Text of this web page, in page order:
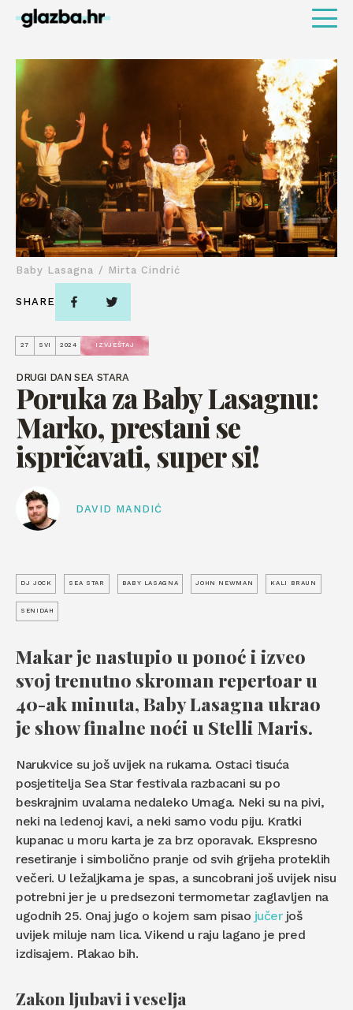
27 SVI 2024 IZVJEŠTAJ
DRUGI DAN SEA STARA
Poruka za Baby Lasagnu:
Marko, prestani se
ispričavati, super si!
DAVID MANDIĆ
Baby Lasagna / Mirta Cindrić
SHARE
DJ JOCK SEA STAR BABY LASAGNA JOHN NEWMAN KALI BRAUN
SENIDAH
Makar je nastupio u ponoć i izveo
svoj trenutno skroman repertoar u
40-ak minuta, Baby Lasagna ukrao
je show finalne noći u Stelli Maris.
Narukvice su još uvijek na rukama. Ostaci tisuća
posjetitelja Sea Star festivala razbacani su po
beskrajnim uvalama nedaleko Umaga. Neki su na pivi,
neki na ledenoj kavi, a neki samo vodu piju. Kratki
kupanac u moru karta je za brz oporavak. Ekspresno
resetiranje i simbolično pranje od svih grijeha proteklih
večeri. U ležaljkama je spas, a suncobrani još uvijek nisu
potrebni jer je u predsezoni termometar zaglavljen na
ugodnih 25. Onaj jugo o kojem sam pisao jučerjoš
uvijek miluje nam lica. Vikend u raju lagano je pred
izdisajem. Plakao bih.
Zakon ljubavi i veselja